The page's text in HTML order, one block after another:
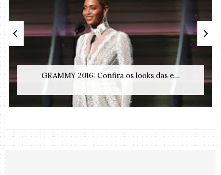
GRAMMY 2016: Confira os looks das e...